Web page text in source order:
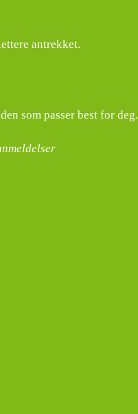
antrekket.
som passer best for deg.